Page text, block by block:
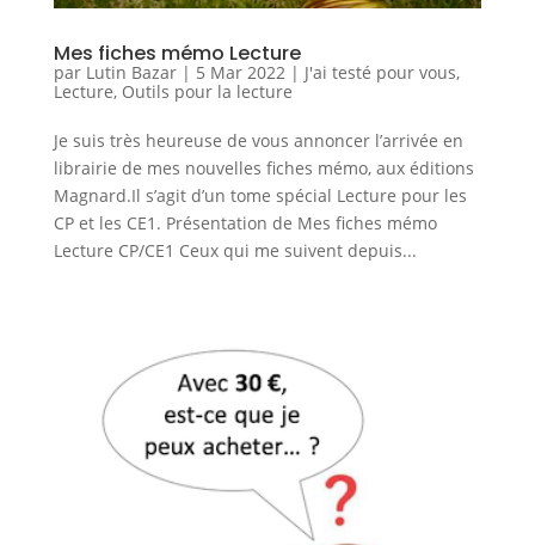
Mes fiches mémo Lecture
par Lutin Bazar| 5 Mar 2022| J'ai testé pour vous,
Lecture, Outils pour la lecture
Je suis très heureuse de vous annoncer l’arrivée en
librairie de mes nouvelles fiches mémo, aux éditions
Magnard.Il s’agit d’un tome spécial Lecture pour les
CP et les CE1. Présentation de Mes fiches mémo
Lecture CP/CE1 Ceux qui me suivent depuis...